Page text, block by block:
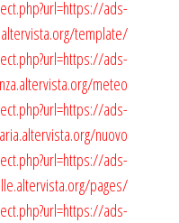
ads-
template/
ads-
meteo
ads-
nuovo
ads-
pages/
ads-